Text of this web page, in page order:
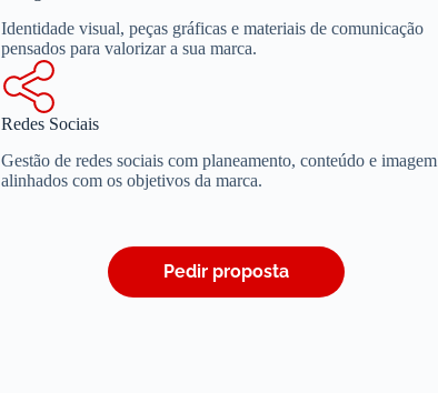
Identidade visual, peças gráficas e materiais de comunicação
pensados para valorizar a sua marca.
Redes Sociais
Gestão de redes sociais com planeamento, conteúdo e imagem
alinhados com os objetivos da marca.
Pedir proposta